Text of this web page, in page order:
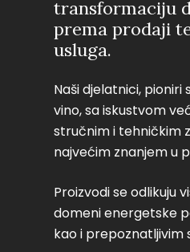
transformaciju
prema prodaji
usluga.
Naši djelatnici, pioniri
vino, sa iskustvom
stručnim i tehničkim
najvećim znanjem u
Proizvodi se odlikuju
domeni energetske
kao i prepoznatljivim